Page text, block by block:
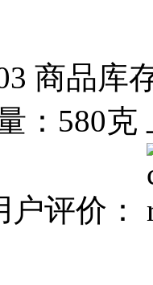
商品库
：580克
户评价：